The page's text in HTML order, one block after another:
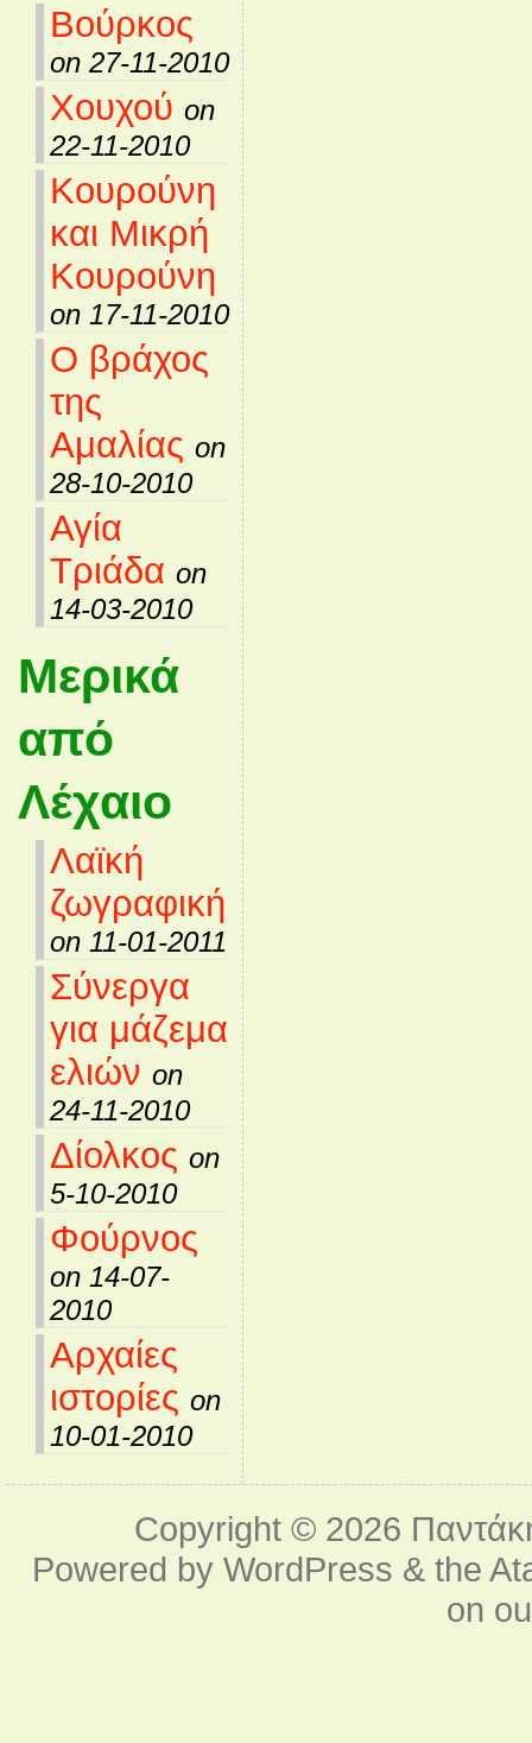
Βούρκος
on 27-11-2010
Χουχού on
22-11-2010
Κουρούνη
και Μικρή
Κουρούνη
on 17-11-2010
Ο βράχος
της
Αμαλίας on
28-10-2010
Αγία
Τριάδα on
14-03-2010
Μερικά
από
Λέχαιο
Λαϊκή
ζωγραφική
on 11-01-2011
Σύνεργα
για μάζεμα
ελιών on
24-11-2010
Δίολκος on
5-10-2010
Φούρνος
on 14-07-
2010
Αρχαίες
ιστορίες on
10-01-2010
Copyright © 2026
Powered byWordPress & the
on